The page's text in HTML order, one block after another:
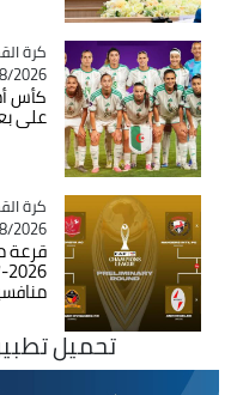
Catégorie
كرة القدم
2026 - 19:03
على بعد 48 ساعة عن المونديال
Catégorie
كرة القدم
2026 - 17:31
قرعة
تحميل تطبيق